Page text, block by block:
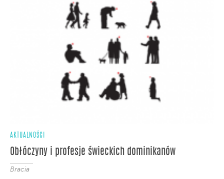
AKTUALNOŚCI
Obłóczyny i profesje świeckich dominikanów
Bracia